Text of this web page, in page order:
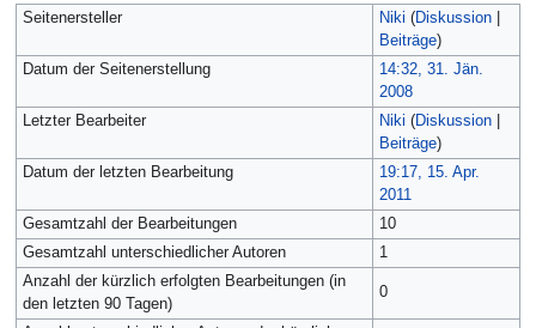
Seitenersteller Niki (Diskussion|
Beiträge)
Datum der Seitenerstellung
14:32, 31. Jän.
2008
Letzter Bearbeiter
Niki (Diskussion|
Beiträge)
Datum der letzten Bearbeitung
19:17, 15. Apr.
2011
Gesamtzahl der Bearbeitungen
10
Gesamtzahl unterschiedlicher Autoren
1
Anzahl der kürzlich erfolgten Bearbeitungen (in
den letzten 90 Tagen)
0